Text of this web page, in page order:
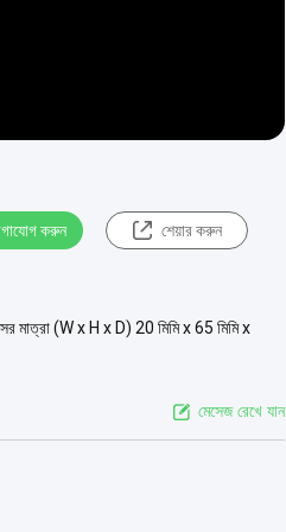
করুন শেয়ার করুন
মাত্রা (W x H x D) 20 মিমি x 65 মিমি x
মেসেজ রেখে যান